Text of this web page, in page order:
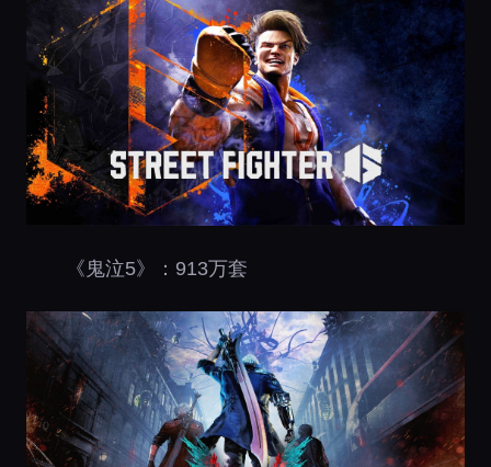
《鬼泣5》：913万套